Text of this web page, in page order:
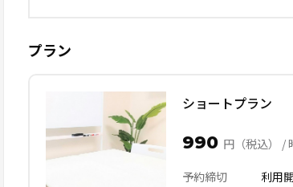
プラン
ショートプラン
990 円（税込） /
予約締切 利用開